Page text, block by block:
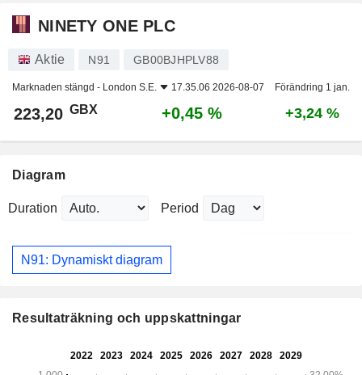
NINETY ONE PLC
Aktie N91 GB00BJHPLV88
Marknaden stängd - London S.E. 17.35.06 2026-08-07 Förändring 1 jan.
223,20 GBX +0,45 % +3,24 %
Diagram
Duration Period
N91: Dynamiskt diagram
Resultaträkning och uppskattningar